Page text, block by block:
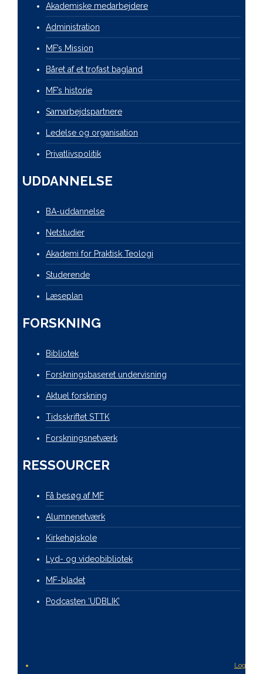
Akademiske medarbejdere
Administration
MF’s Mission
Båret af et trofast bagland
MF’s historie
Samarbejdspartnere
Ledelse og organisation
Privatlivspolitik
UDDANNELSE
BA-uddannelse
Netstudier
Akademi for Praktisk Teologi
Studerende
Læseplan
FORSKNING
Bibliotek
Forskningsbaseret undervisning
Aktuel forskning
Tidsskriftet STTK
Forskningsnetværk
RESSOURCER
Få besøg af MF
Alumnenetværk
Kirkehøjskole
Lyd- og videobibliotek
MF-bladet
Podcasten ‘UDBLIK’
Login